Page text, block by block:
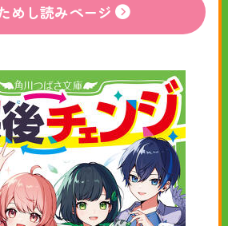
めし読みページ